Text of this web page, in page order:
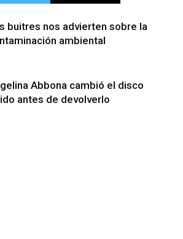
buitres nos advierten sobre la
ambiental
Abbona cambió el disco
antes de devolverlo